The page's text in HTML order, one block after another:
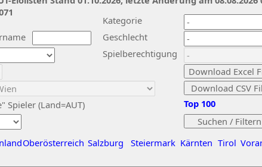
Kategorie
Geschlecht
Spieler (Land=AUT)
Spielberechtigung
Oberösterreich Salzburg Steiermark Kärnten Tirol
Top 100